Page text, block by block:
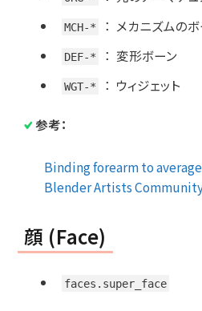
MCH-* ： メカニズムの
DEF-* ： 変形ボーン
WGT-* ： ウィジェット
参考：
Binding forearm to
Blender Artists
顔 (Face)
faces.super_face